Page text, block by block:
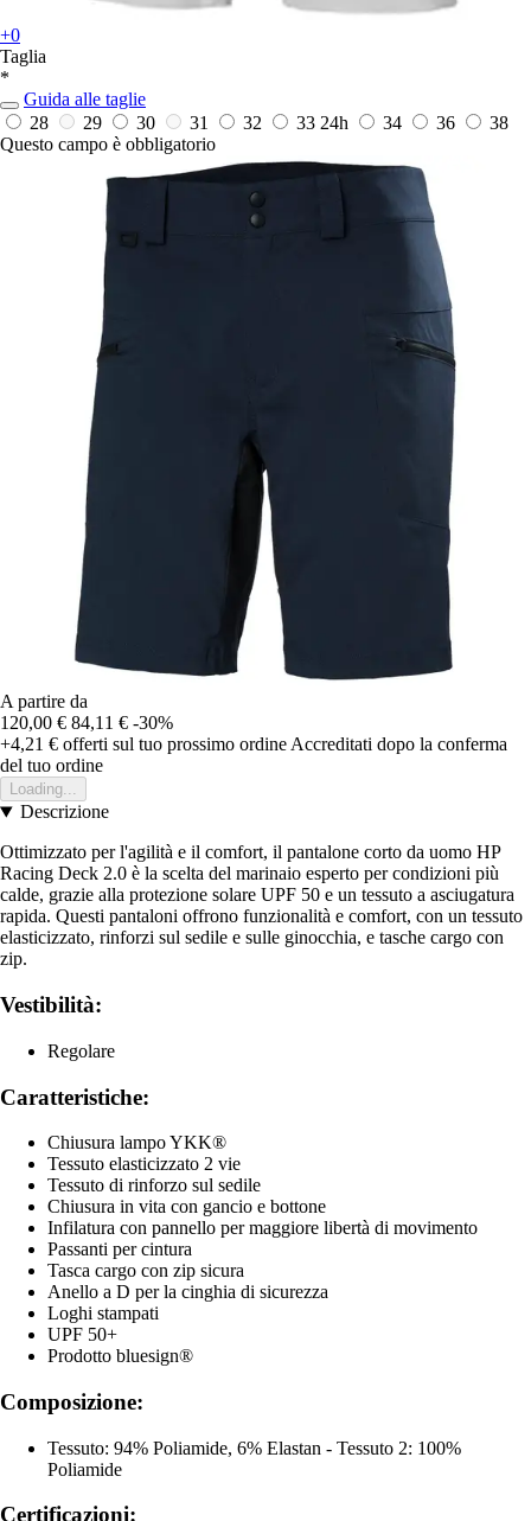
+0
Taglia
*
Guida alle taglie
28
29 30 31 32 33 24h 34 36
38
Questo campo è obbligatorio
A partire da
120,00 € 84,11 € -30%
+4,21 € offerti sul tuo prossimo ordineAccreditati dopo la conferma
del tuo ordine
Loading...
Descrizione
Ottimizzato per l'agilità e il comfort, il pantalone corto da uomo HP
Racing Deck 2.0 è la scelta del marinaio esperto per condizioni più
calde, grazie alla protezione solare UPF 50 e un tessuto a asciugatura
rapida. Questi pantaloni offrono funzionalità e comfort, con un tessuto
elasticizzato, rinforzi sul sedile e sulle ginocchia, e tasche cargo con
zip.
Vestibilità:
Regolare
Caratteristiche:
Chiusura lampo YKK®
Tessuto elasticizzato 2 vie
Tessuto di rinforzo sul sedile
Chiusura in vita con gancio e bottone
Infilatura con pannello per maggiore libertà di movimento
Passanti per cintura
Tasca cargo con zip sicura
Anello a D per la cinghia di sicurezza
Loghi stampati
UPF 50+
Prodotto bluesign®
Composizione:
Tessuto: 94% Poliamide, 6% Elastan - Tessuto 2: 100%
Poliamide
Certificazioni: